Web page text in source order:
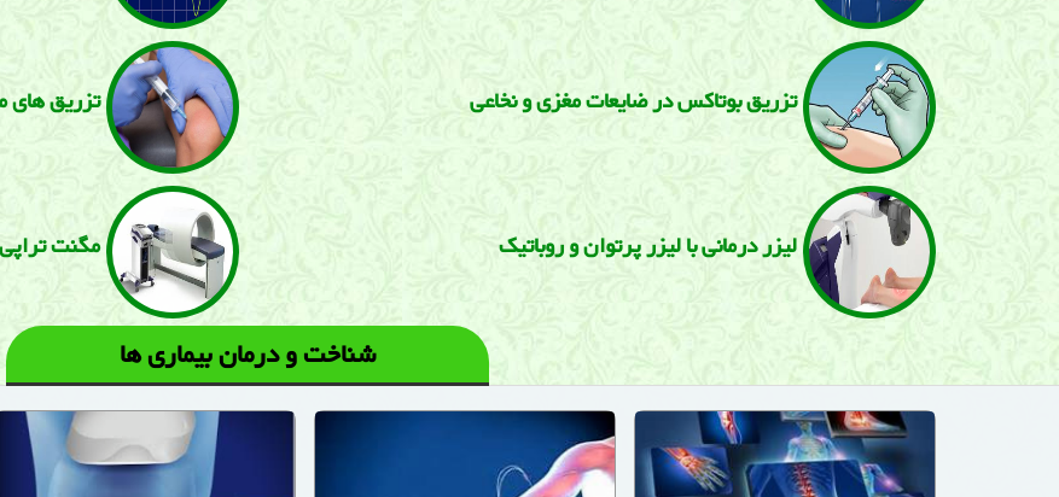
تزریق بوتاكس در ضایعات مغزی و نخاعی تزریق
لیزر درمانی با لیزر پرتوان و روباتیک مگنت
شناخت و درمان بیماری ها